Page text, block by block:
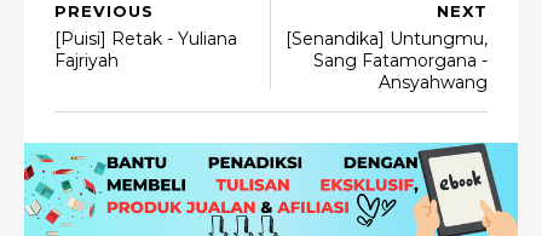
NEXT
[Senandika] Untungmu,
Sang Fatamorgana -
Ansyahwang
PREVIOUS
[Puisi] Retak - Yuliana
Fajriyah